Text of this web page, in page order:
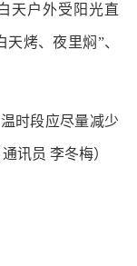
天户外受阳光直
烤、夜里焖”、
时段应尽量减少
讯员 李冬梅）